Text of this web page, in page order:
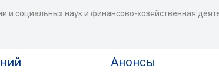
и социальных наук и финансово-хозяйственная
Анонсы